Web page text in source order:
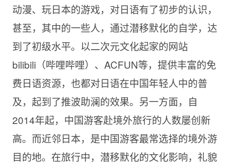
动漫、玩日本的游戏，对日语有了初步的认识，
甚至，其中的一些人，通过潜移默化的自学，达
到了初级水平。以二次元文化起家的网站
bilibili（哔哩哔哩）、ACFUN等，提供丰富的免
费日语资源，也都对日语在中国年轻人中的普
及，起到了推波助澜的效果。另一方面，自
2014年起，中国游客赴境外旅行的人数屡创新
高。而近邻日本，是中国游客最常选择的境外游
目的地。在旅行中，潜移默化的文化影响，礼貌